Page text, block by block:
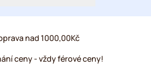
nad 1000,00Kč
ceny - vždy férové ceny!